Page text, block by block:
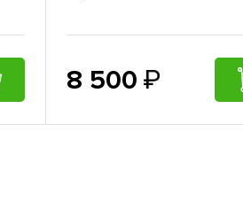
8 500